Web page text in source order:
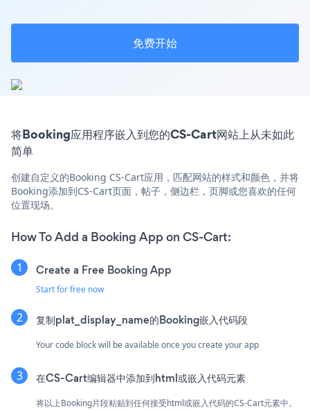
免费开始
将Booking应用程序嵌入到您的CS-Cart网站上从未如此
简单
创建自定义的Booking CS-Cart应用，匹配网站的样式和颜色，并将
Booking添加到CS-Cart页面，帖子，侧边栏，页脚或您喜欢的任何
位置现场。
How To Add a Booking App on CS-Cart:
Create a Free Booking App
Start for free now
复制plat_display_name的Booking嵌入代码段
Your code block will be available once you create your app
在CS-Cart编辑器中添加到html或嵌入代码元素
将以上Booking片段粘贴到任何接受html或嵌入代码的CS-Cart元素中。